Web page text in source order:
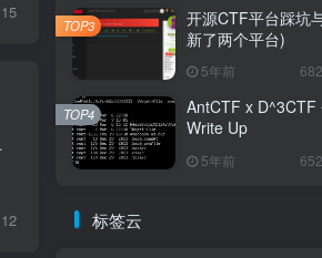
15
注 正文 自从19年...
12
开源CTF平台踩坑
新了两个平台)
5年前
TOP3
AntCTF x D^3CTF
Write Up
5年前
TOP4
标签云